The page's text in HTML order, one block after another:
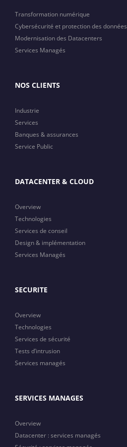
Transformation numérique
Cybersécurité et protection des données
Modernisation des Datacenters
Services Managés
NOS CLIENTS
Industrie
Services
Banques & assurances
Service Public
DATACENTER & CLOUD
Overview
Technologies
Services de conseil
Design & implémentation
Services Managés
SECURITE
Overview
Technologies
Services de sécurité
Tests d’intrusion
Services managés
SERVICES MANAGES
Overview
Datacenter : services managés